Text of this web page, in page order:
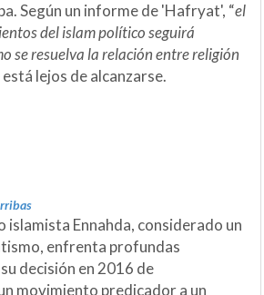
Según un informe de 'Hafryat', “el
del islam político seguirá
se resuelva la relación entre religión
está lejos de alcanzarse.
islamista Ennahda, considerado un
enfrenta profundas
decisión en 2016 de
movimiento predicador a un